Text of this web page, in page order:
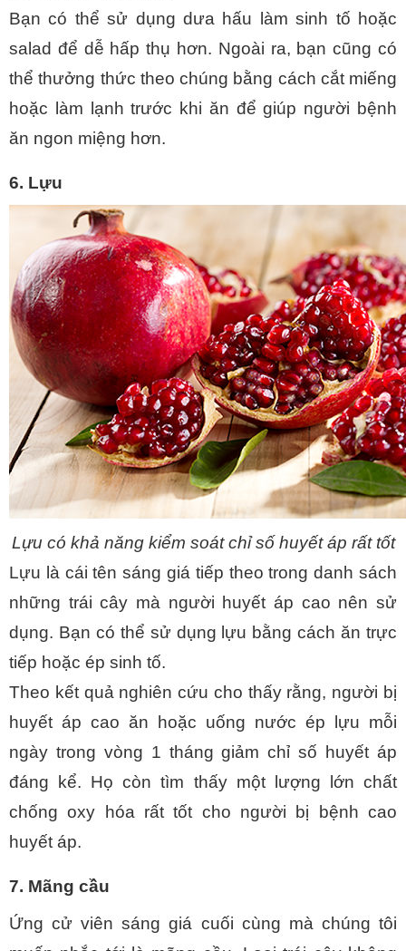
Bạn có thể sử dụng dưa hấu làm sinh tố hoặc
salad để dễ hấp thụ hơn. Ngoài ra, bạn cũng có
thể thưởng thức theo chúng bằng cách cắt miếng
hoặc làm lạnh trước khi ăn để giúp người bệnh
ăn ngon miệng hơn.
6. Lựu
Lựu có khả năng kiểm soát chỉ số huyết áp rất tốt
Lựu là cái tên sáng giá tiếp theo trong danh sách
những trái cây mà người huyết áp cao nên sử
dụng. Bạn có thể sử dụng lựu bằng cách ăn trực
tiếp hoặc ép sinh tố.
Theo kết quả nghiên cứu cho thấy rằng, người bị
huyết áp cao ăn hoặc uống nước ép lựu mỗi
ngày trong vòng 1 tháng giảm chỉ số huyết áp
đáng kể. Họ còn tìm thấy một lượng lớn chất
chống oxy hóa rất tốt cho người bị bệnh cao
huyết áp.
7. Mãng cầu
Ứng cử viên sáng giá cuối cùng mà chúng tôi